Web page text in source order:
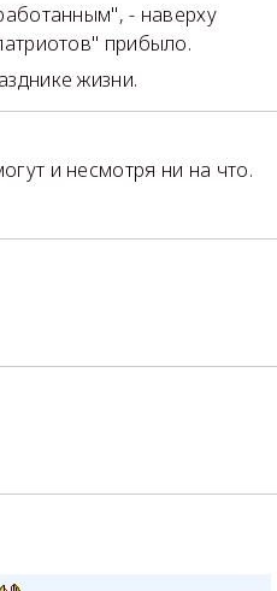
- наверху
прибыло.
жизни.
и несмотря ни на что.